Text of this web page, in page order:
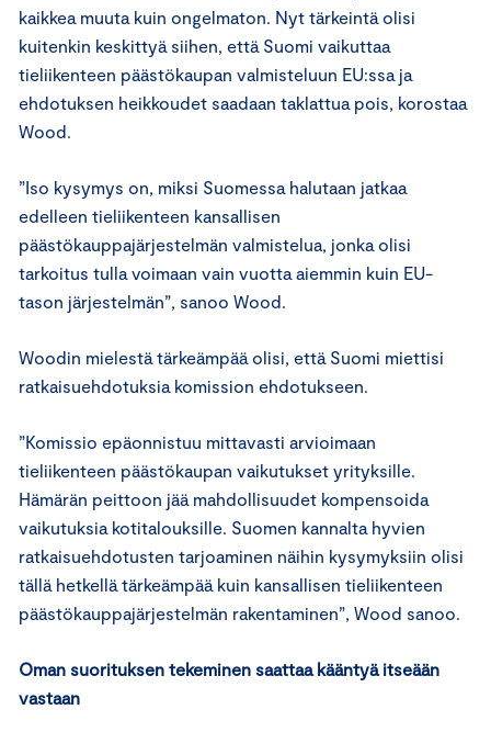
kaikkea muuta kuin ongelmaton. Nyt tärkeintä olisi
kuitenkin keskittyä siihen, että Suomi vaikuttaa
tieliikenteen päästökaupan valmisteluun EU:ssa ja
ehdotuksen heikkoudet saadaan taklattua pois, korostaa
Wood.
”Iso kysymys on, miksi Suomessa halutaan jatkaa
edelleen tieliikenteen kansallisen
päästökauppajärjestelmän valmistelua, jonka olisi
tarkoitus tulla voimaan vain vuotta aiemmin kuin EU-
tason järjestelmän”, sanoo Wood.
Woodin mielestä tärkeämpää olisi, että Suomi miettisi
ratkaisuehdotuksia komission ehdotukseen.
”Komissio epäonnistuu mittavasti arvioimaan
tieliikenteen päästökaupan vaikutukset yrityksille.
Hämärän peittoon jää mahdollisuudet kompensoida
vaikutuksia kotitalouksille. Suomen kannalta hyvien
ratkaisuehdotusten tarjoaminen näihin kysymyksiin olisi
tällä hetkellä tärkeämpää kuin kansallisen tieliikenteen
päästökauppajärjestelmän rakentaminen”, Wood sanoo.
Oman suorituksen tekeminen saattaa kääntyä itseään
vastaan